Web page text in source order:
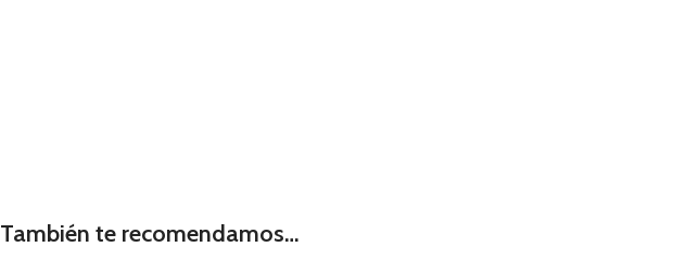
También te recomendamos…